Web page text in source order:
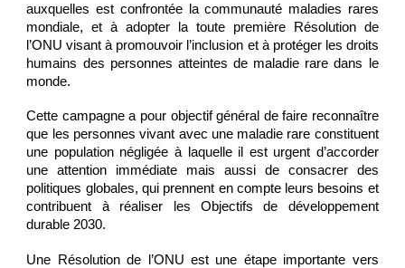
auxquelles est confrontée la communauté maladies rares
mondiale, et à adopter la toute première Résolution de
l’ONU visant à promouvoir l’inclusion et à protéger les droits
humains des personnes atteintes de maladie rare dans le
monde.
Cette campagne a pour objectif général de faire reconnaître
que les personnes vivant avec une maladie rare constituent
une population négligée à laquelle il est urgent d’accorder
une attention immédiate mais aussi de consacrer des
politiques globales, qui prennent en compte leurs besoins et
contribuent à réaliser les Objectifs de développement
durable 2030.
Une Résolution de l’ONU est une étape importante vers